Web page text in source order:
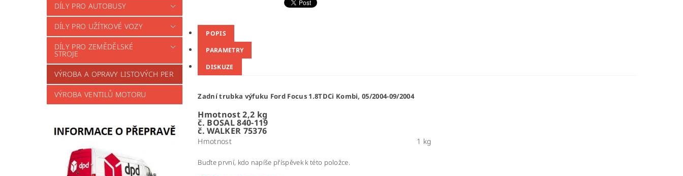
DÍLY PRO AUTOBUSY
DÍLY PRO UŽÍTKOVÉ VOZY
DÍLY PRO ZEMĚDĚLSKÉ
STROJE
VÝROBA A OPRAVY LISTOVÝCH PER
VÝROBA VENTILŮ MOTORU
POPIS
PARAMETRY
DISKUZE
Zadní trubka výfuku Ford Focus 1.8TDCi Kombi, 05/2004-09/2004
Hmotnost 2,2 kg
č. BOSAL 840-119
č. WALKER 75376
Hmotnost 1 kg
Buďte první, kdo napíše příspěvek k této položce.